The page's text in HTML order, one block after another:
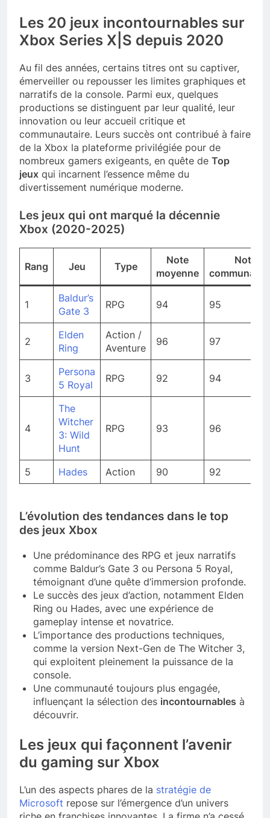
Les 20 jeux incontournables sur
Xbox Series X|S depuis 2020
Au fil des années, certains titres ont su captiver,
émerveiller ou repousser les limites graphiques et
narratifs de la console. Parmi eux, quelques
productions se distinguent par leur qualité, leur
innovation ou leur accueil critique et
communautaire. Leurs succès ont contribué à faire
de la Xbox la plateforme privilégiée pour de
nombreux gamers exigeants, en quête de Top
jeux qui incarnent l’essence même du
divertissement numérique moderne.
Les jeux qui ont marqué la décennie
Xbox (2020-2025)
Rang Jeu Type
Note
moyenne
Notes
1
Baldur’s
Gate 3
RPG 94 95
2
Elden
Ring
Action /
Aventure
96 97
3
Persona
5 Royal
RPG 92 94
4
The
Witcher
3: Wild
Hunt
RPG 93 96
5 Hades Action 90 92
L’évolution des tendances dans le top
des jeux Xbox
Une prédominance des RPG et jeux narratifs
comme Baldur’s Gate 3 ou Persona 5 Royal,
témoignant d’une quête d’immersion profonde.
Le succès des jeux d’action, notamment Elden
Ring ou Hades, avec une expérience de
gameplay intense et novatrice.
L’importance des productions techniques,
comme la version Next-Gen de The Witcher 3,
qui exploitent pleinement la puissance de la
console.
Une communauté toujours plus engagée,
influençant la sélection des incontournables à
découvrir.
Les jeux qui façonnent l’avenir
du gaming sur Xbox
L’un des aspects phares de la stratégie de
Microsoft repose sur l’émergence d’un univers